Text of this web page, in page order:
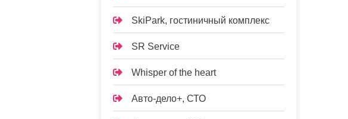
SkiPark, гостиничный комплекс
SR Service
Whisper of the heart
Авто-дело+, СТО